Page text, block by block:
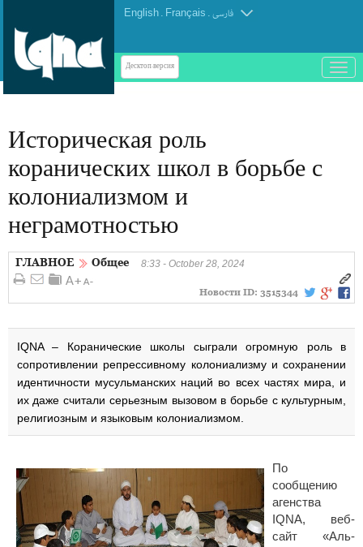
English . Français . فارسی
Десктоп-версия
باز
و
Историческая роль
коранических школ в борьбе с
колониализмом и
неграмотностью
ГЛАВНОЕ Общее 8:33 - October 28, 2024
Новости ID: 3515344
IQNA – Коранические школы сыграли огромную роль в
сопротивлении репрессивному колониализму и сохранении
идентичности мусульманских наций во всех частях мира, и
их даже считали серьезным вызовом в борьбе с культурным,
религиозным и языковым колониализмом.
По
сообщению
агенства
IQNA, веб-
сайт «Аль-